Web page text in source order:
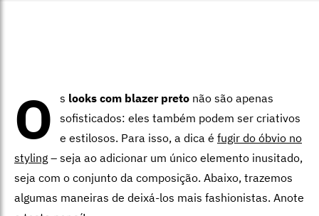
O s looks com blazer preto não são apenas
sofisticados: eles também podem ser criativos
e estilosos. Para isso, a dica é fugir do óbvio no
styling – seja ao adicionar um único elemento inusitado,
seja com o conjunto da composição. Abaixo, trazemos
algumas maneiras de deixá-los mais fashionistas. Anote